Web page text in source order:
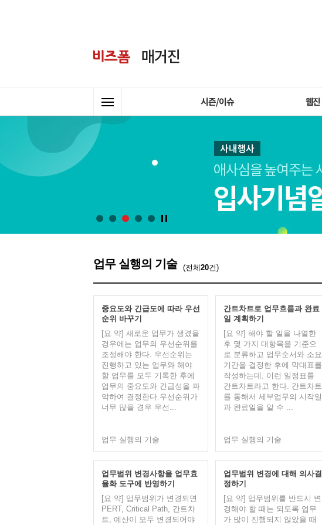
시즌/이슈 웹진
업무 실행의 기술 (전체20건)
중요도와 긴급도에 따라 우선
순위 바꾸기
[요 약] 새로운 업무가 생겼을
경우에는 업무의 우선순위를
조정해야 한다. 우선순위는
진행하고 있는 업무와 해야
할 업무를 모두 기록한 후에
업무의 중요도와 긴급성을 파
악하여 결정한다.우선순위가
너무 많을 경우 우선...
업무 실행의 기술
간트차트로 업무흐름과 완료
일 계획하기
[요 약] 해야 할 일을 나열한
후 몇 가지 대항목을 기준으
로 분류하고 업무순서와 소요
기간을 결정한 후에 막대표를
작성하는데, 이런 일정표를
간트차트라고 한다. 간트차트
를 통해서 세부업무의 시작일
과 완료일을 알 수 ...
업무 실행의 기술
업무범위 변경사항을 업무효
율화 도구에 반영하기
[요 약] 업무범위가 변경되면
PERT, Critical Path, 간트차
트, 예산이 모두 변경되어야
업무범위 변경에 대해 의사결
정하기
[요 약] 업무범위를 반드시 변
경해야 할 때는 되도록 업무
가 많이 진행되지 않았을 때